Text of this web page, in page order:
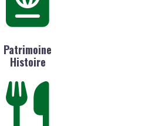
Patrimoine
Histoire